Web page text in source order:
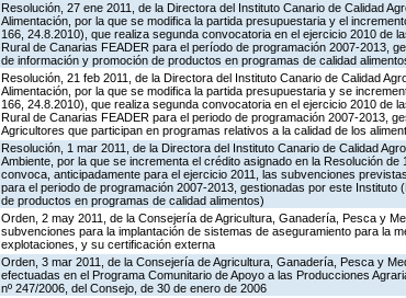
Resolución, 27 ene 2011, de la Directora del Instituto Canario de Calidad
Alimentación, por la que se modifica la partida presupuestaria y el
166, 24.8.2010), que realiza segunda convocatoria en el ejercicio 2010 de
Rural de Canarias FEADER para el período de programación 2007-2013,
de información y promoción de productos en programas de calidad
Resolución, 21 feb 2011, de la Directora del Instituto Canario de Calidad
Alimentación, por la que se modifica la partida presupuestaria y se
166, 24.8.2010), que realiza segunda convocatoria en el ejercicio 2010 de
Rural de Canarias FEADER para el periodo de programación 2007-2013,
Agricultores que participan en programas relativos a la calidad de los
Resolución, 1 mar 2011, de la Directora del Instituto Canario de Calidad
Ambiente, por la que se incrementa el crédito asignado en la Resolución
convoca, anticipadamente para el ejercicio 2011, las subvenciones
para el periodo de programación 2007-2013, gestionadas por este
de productos en programas de calidad alimentos)
Orden, 2 may 2011, de la Consejería de Agricultura, Ganadería, Pesca y
subvenciones para la implantación de sistemas de aseguramiento para la
explotaciones, y su certificación externa
Orden, 3 mar 2011, de la Consejería de Agricultura, Ganadería, Pesca y
efectuadas en el Programa Comunitario de Apoyo a las Producciones
nº 247/2006, del Consejo, de 30 de enero de 2006